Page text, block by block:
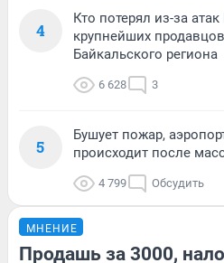
4
Кто потерял из-за
крупнейших
Байкальского региона
6 628 3
5
Бушует пожар,
происходит после
4 799 Обсудить
МНЕНИЕ
Продашь за 3000,